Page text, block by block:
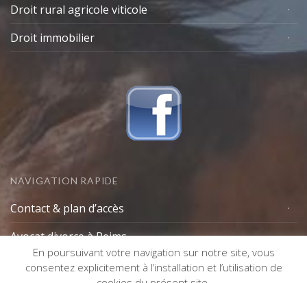
Droit rural agricole viticole
Droit immobilier
NAVIGATION RAPIDE
Contact & plan d’accès
Avocat divorce à Reims
Lexique avocat
En poursuivant votre navigation sur notre site, vous
consentez explicitement à l’installation et l’utilisation de